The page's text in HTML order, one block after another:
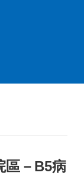
區－B5病